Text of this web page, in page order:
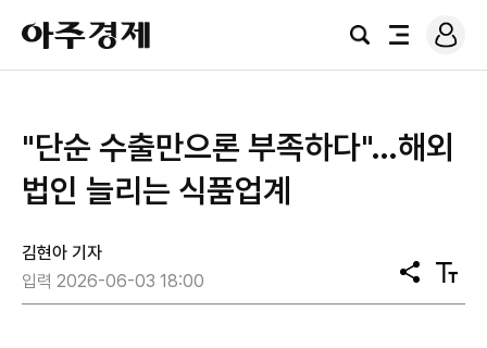
아
주
경
검
전
로
그
"단순 수출만으론 부족하다"…해외
법인 늘리는 식품업계
김현아 기자
입력 2026-06-03 18:00
공
유
텍
스